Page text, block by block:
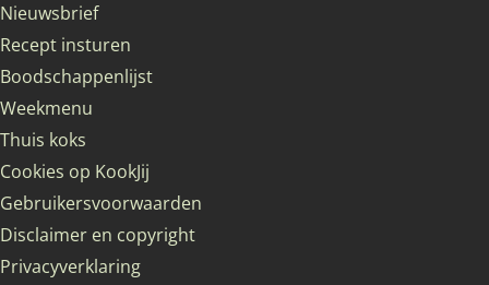
Nieuwsbrief
Recept insturen
Boodschappenlijst
Weekmenu
Thuis koks
Cookies op KookJij
Gebruikersvoorwaarden
Disclaimer en copyright
Privacyverklaring